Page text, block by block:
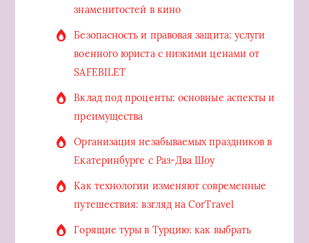
знаменитостей в кино
Безопасность и правовая защита: услуги
военного юриста с низкими ценами от
SAFEBILET
Вклад под проценты: основные аспекты и
преимущества
Организация незабываемых праздников в
Екатеринбурге с Раз-Два Шоу
Как технологии изменяют современные
путешествия: взгляд на CorTravel
Горящие туры в Турцию: как выбрать